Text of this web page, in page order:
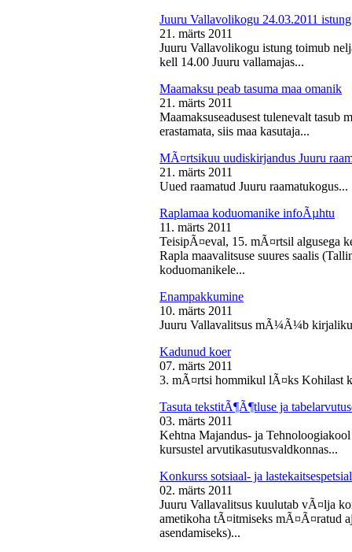
Juuru Vallavolikogu 24.03.2011 istung
21. märts 2011
Juuru Vallavolikogu istung toimub
kell 14.00 Juuru vallamajas...
Maamaksu peab tasuma maa omanik
21. märts 2011
Maamaksuseadusest tulenevalt tasub
erastamata, siis maa kasutaja...
MÃ¤rtsikuu uudiskirjandus Juuru
21. märts 2011
Uued raamatud Juuru raamatukogus...
Raplamaa koduomanike infoÃµhtu
11. märts 2011
TeisipÃ¤eval, 15. mÃ¤rtsil algusega
Rapla maavalitsuse suures saalis
koduomanikele...
Enampakkumine
10. märts 2011
Juuru Vallavalitsus mÃ¼Ã¼b kirjaliku
Kadunud koer
07. märts 2011
3. mÃ¤rtsi hommikul lÃ¤ks Kohilast
Tasuta tekstitÃ¶Ã¶tluse ja
03. märts 2011
Kehtna Majandus- ja
kursustel arvutikasutusvaldkonnas...
Konkurss sotsiaal- ja
02. märts 2011
Juuru Vallavalitsus kuulutab vÃ¤lja
ametikoha tÃ¤itmiseks mÃ¤Ã¤ratud
asendamiseks)...